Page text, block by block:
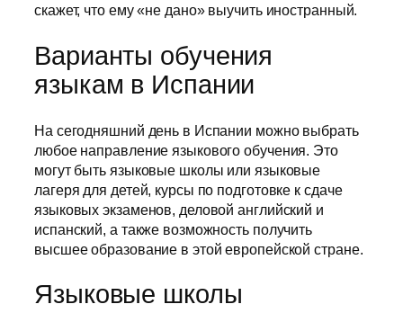
скажет, что ему «не дано» выучить иностранный.
Варианты обучения
языкам в Испании
На сегодняшний день в Испании можно выбрать
любое направление языкового обучения. Это
могут быть языковые школы или языковые
лагеря для детей, курсы по подготовке к сдаче
языковых экзаменов, деловой английский и
испанский, а также возможность получить
высшее образование в этой европейской стране.
Языковые школы